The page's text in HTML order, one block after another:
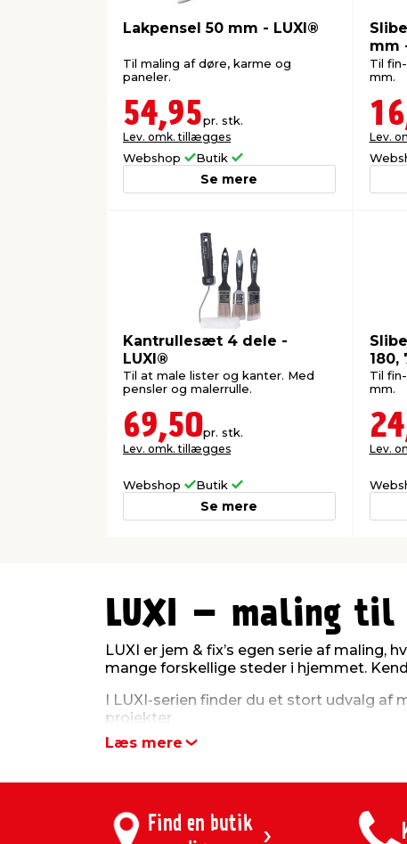
Lakpensel 50 mm - LUXI®
Til maling af døre, karme og
paneler.
54,95pr. stk.
Lev. omk. tillægges
Webshop Butik
Se mere
mm
Til
mm.
Lev.
Kantrullesæt 4 dele -
LUXI®
Til at male lister og kanter. Med
pensler og malerrulle.
69,50pr. stk.
Lev. omk. tillægges
Webshop Butik
Se mere
180,
Til
mm.
Lev.
3
4
6
7
9
10
11
3
4
6
7
9
10
11
LUXI – maling
LUXI er jem & fix’s egen serie af
mange forskellige steder i hjemmet.
I LUXI-serien finder du et stort udvalg af
projekter.
I sortimentet kan du finde maling i alle
går op i kvalitet og som vil have den
Brug LUXI
Læs mere
Find en butik